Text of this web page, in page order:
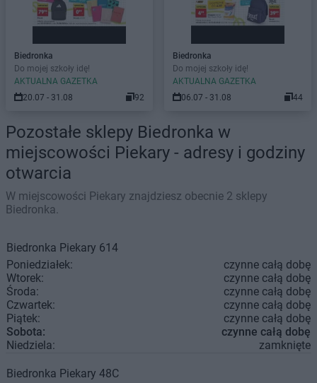
Biedronka
Do mojej szkoły idę!
AKTUALNA GAZETKA
20.07 - 31.08
92
Biedronka
Do mojej szkoły idę!
AKTUALNA GAZETKA
06.07 - 31.08
44
Pozostałe sklepy Biedronka w
miejscowości Piekary - adresy i godziny
otwarcia
W miejscowości Piekary znajdziesz obecnie 2 sklepy
Biedronka.
Biedronka Piekary 614
Poniedziałek:
czynne całą dobę
Wtorek:
czynne całą dobę
Środa:
czynne całą dobę
Czwartek:
czynne całą dobę
Piątek:
czynne całą dobę
Sobota:
czynne całą dobę
Niedziela:
zamknięte
Biedronka Piekary 48C